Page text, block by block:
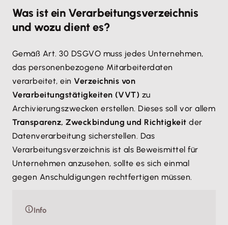
Was ist ein Verarbeitungsverzeichnis
und wozu dient es?
Gemäß Art. 30 DSGVO muss jedes Unternehmen,
das personenbezogene Mitarbeiterdaten
verarbeitet, ein Verzeichnis von
Verarbeitungstätigkeiten (VVT) zu
Archivierungszwecken erstellen. Dieses soll vor allem
Transparenz, Zweckbindung und Richtigkeit der
Datenverarbeitung sicherstellen. Das
Verarbeitungsverzeichnis ist als Beweismittel für
Unternehmen anzusehen, sollte es sich einmal
gegen Anschuldigungen rechtfertigen müssen.
Info